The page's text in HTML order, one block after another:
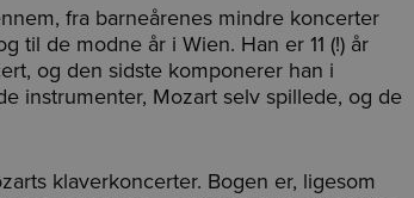
fra barneårenes mindre koncerter
til de modne år i Wien. Han er 11 (!) år
og den sidste komponerer han i
instrumenter, Mozart selv spillede, og de
klaverkoncerter. Bogen er, ligesom